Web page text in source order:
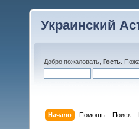
Украинский
Добро пожаловать, Гость .
Начало Помощь Поиск